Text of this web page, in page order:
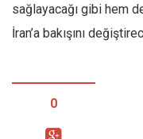
sağlayacağı gibi hem
İran’a bakışını
0